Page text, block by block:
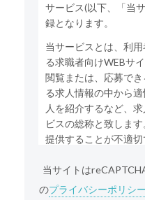
サービス(以下、「当
録となります。
当サービスとは、利
る求職者向けWEBサ
閲覧または、応募で
る求人情報の中から
人を紹介するなど、
ビスの総称と致しま
提供することが不適
弊社は、個人情報重
切な管理を行うこと
当サイトは
のプライバシーポリシー